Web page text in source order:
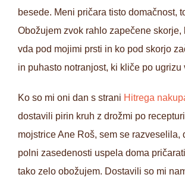
besede. Meni pričara tisto domačnost,
Obožujem zvok rahlo zapečene skorje,
vda pod mojimi prsti in ko pod skorjo
in puhasto notranjost, ki kliče po ugrizu
Ko so mi oni dan s strani Hitrega
dostavili pirin kruh z drožmi po
mojstrice Ane Roš, sem se razveselila,
polni zasedenosti uspela doma
tako zelo obožujem. Dostavili so mi